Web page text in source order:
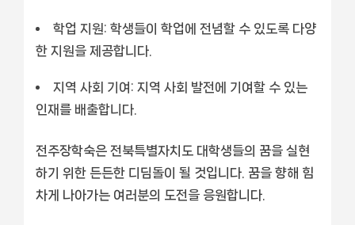
학업 지원: 학생들이 학업에 전념할 수 있도록 다양
한 지원을 제공합니다.
지역 사회 기여: 지역 사회 발전에 기여할 수 있는
인재를 배출합니다.
전주장학숙은 전북특별자치도 대학생들의 꿈을 실현
하기 위한 든든한 디딤돌이 될 것입니다. 꿈을 향해 힘
차게 나아가는 여러분의 도전을 응원합니다.